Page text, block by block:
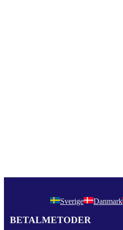
Sverige Danmark
BETALMETODER